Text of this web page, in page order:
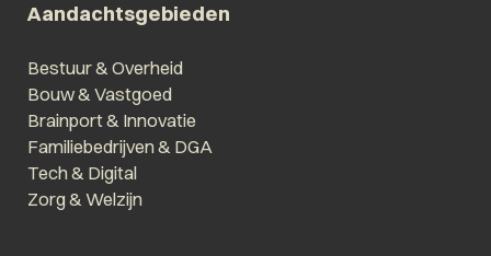
Aandachtsgebieden
Bestuur & Overheid
Bouw & Vastgoed
Brainport & Innovatie
Familiebedrijven & DGA
Tech & Digital
Zorg & Welzijn